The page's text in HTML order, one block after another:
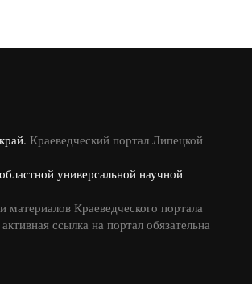
. Краеведческий портал Липецкой
универсальной научной
материалов Краеведческого портала
ссылка на портал обязательна